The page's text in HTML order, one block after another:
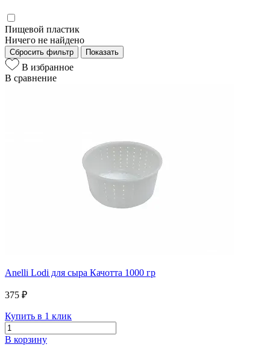
Пищевой пластик
Ничего не найдено
Сбросить фильтр Показать
В избранное
В сравнение
Anelli Lodi для сыра Качотта 1000 гр
375 ₽
Купить в 1 клик
В корзину